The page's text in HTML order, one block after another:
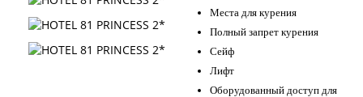
Места для курения
Полный запрет курения
Сейф
Лифт
Оборудованный доступ для